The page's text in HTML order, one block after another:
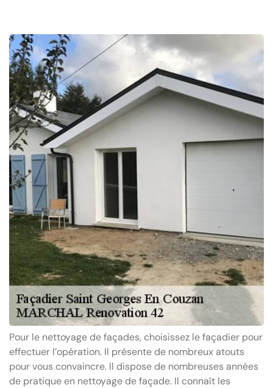
Pour le nettoyage de façades, choisissez le façadier pour
effectuer l’opération. Il présente de nombreux atouts
pour vous convaincre. Il dispose de nombreuses années
de pratique en nettoyage de façade. Il connaît les